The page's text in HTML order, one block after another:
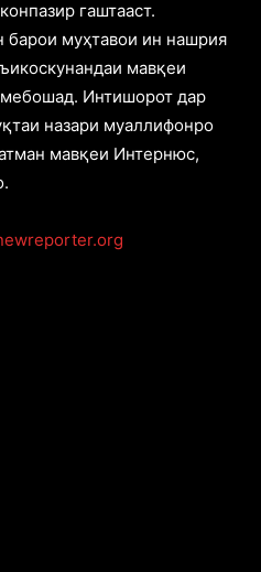
гаштааст.
барои муҳтавои ин нашрия
мавқеи
Интишорот дар
назари муаллифонро
мавқеи Интернюс,